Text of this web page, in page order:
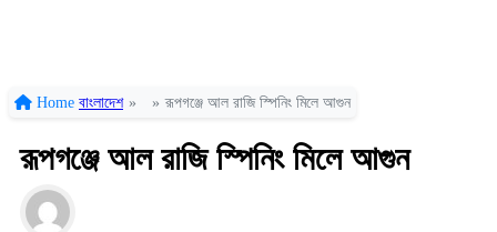
Home বাংলাদেশ » » রূপগঞ্জে আল রাজি স্পিনিং মিলে আগুন
রূপগঞ্জে আল রাজি স্পিনিং মিলে আগুন